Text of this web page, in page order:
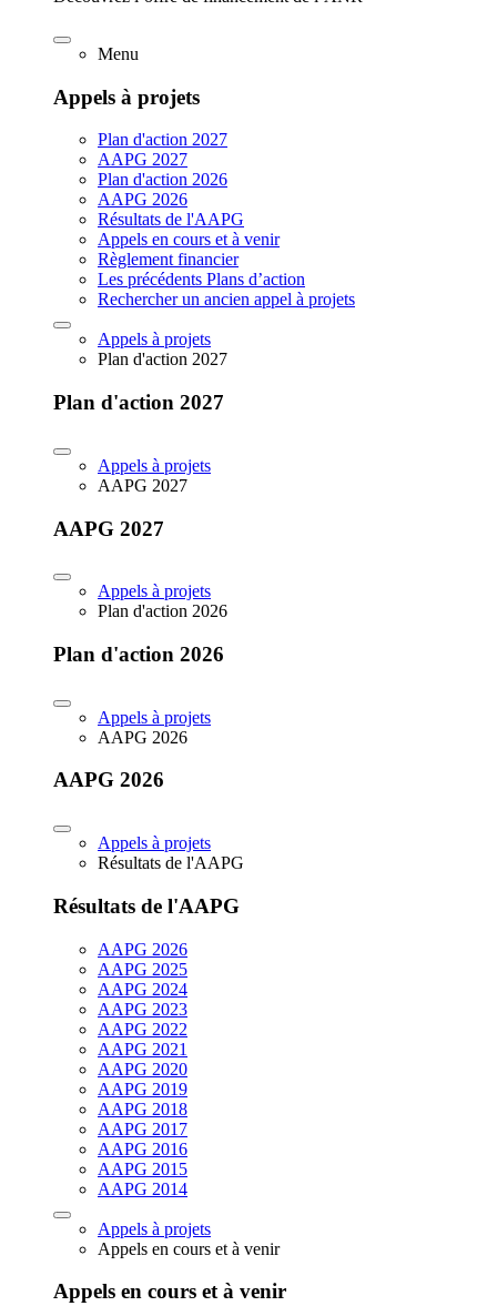
Menu
Appels à projets
Plan d'action 2027
AAPG 2027
Plan d'action 2026
AAPG 2026
Résultats de l'AAPG
Appels en cours et à venir
Règlement financier
Les précédents Plans d’action
Rechercher un ancien appel à projets
Appels à projets
Plan d'action 2027
Plan d'action 2027
Appels à projets
AAPG 2027
AAPG 2027
Appels à projets
Plan d'action 2026
Plan d'action 2026
Appels à projets
AAPG 2026
AAPG 2026
Appels à projets
Résultats de l'AAPG
Résultats de l'AAPG
AAPG 2026
AAPG 2025
AAPG 2024
AAPG 2023
AAPG 2022
AAPG 2021
AAPG 2020
AAPG 2019
AAPG 2018
AAPG 2017
AAPG 2016
AAPG 2015
AAPG 2014
Appels à projets
Appels en cours et à venir
Appels en cours et à venir